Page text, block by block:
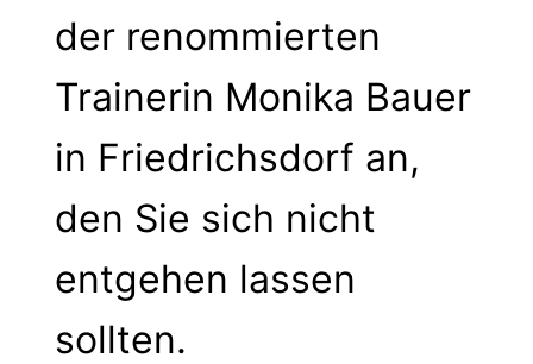
der renommierten
Trainerin Monika Bauer
in Friedrichsdorf an,
den Sie sich nicht
entgehen lassen
sollten.